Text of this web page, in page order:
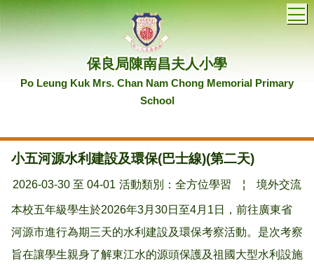
保良局陳南昌夫人小學
Po Leung Kuk Mrs. Chan Nam Chong Memorial Primary
School
小五河源水利建設及環保(巴士線)(第二天)
2026-03-30 至 04-01 活動類別：全方位學習 ¦ 境外交流
本校五年級學生於2026年3月30日至4月1日，前往廣東省
河源市進行為期三天的水利建設及環保考察活動。是次考察
旨在讓學生親身了解東江水的源頭保護及祖國大型水利設施